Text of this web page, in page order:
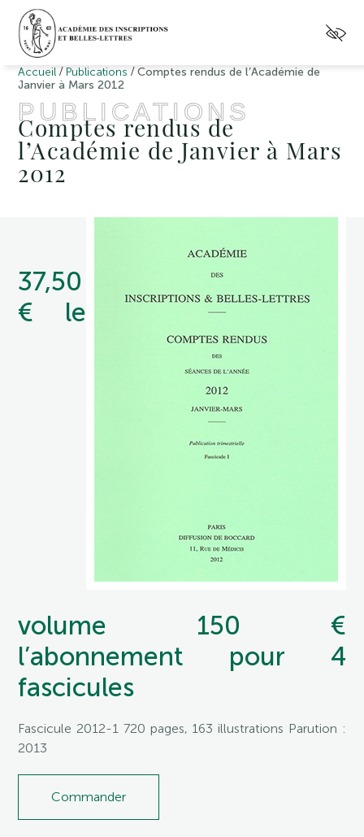
Accueil / Publications /Comptes rendus de l’Académie de
Janvier à Mars 2012
PUBLICATIONS
Comptes rendus de
l’Académie de Janvier à Mars
2012
37,50
€ le
volume 150 €
l’abonnement pour 4
fascicules
Fascicule 2012-1 720 pages, 163 illustrations Parution :
2013
Commander